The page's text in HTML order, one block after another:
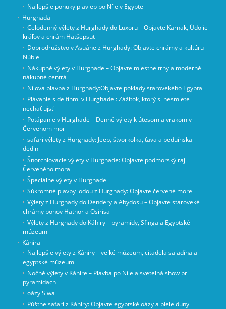
Najlepšie ponuky plavieb po Níle v Egypte
Hurghada
Celodenný výlety z Hurghady do Luxoru – Objavte Karnak, Údolie
kráľov a chrám Hatšepsut
Dobrodružstvo v Asuáne z Hurghady: Objavte chrámy a kultúru
Núbie
Nákupné výlety v Hurghade – Objavte miestne trhy a moderné
nákupné centrá
Nílova plavba z Hurghady:Objavte poklady starovekého Egypta
Plávanie s delfínmi v Hurghade : Zážitok, ktorý si nesmiete
nechať ujsť
Potápanie v Hurghade – Denné výlety k útesom a vrakom v
Červenom mori
safari výlety z Hurghady: Jeep, štvorkolka, ťava a beduínska
dedin
Šnorchlovacie výlety v Hurghade: Objavte podmorský raj
Červeného mora
Špeciálne výlety v Hurghade
Súkromné ​​plavby loďou z Hurghady: Objavte červené more
Výlety z Hurghady do Dendery a Abydosu – Objavte staroveké
chrámy bohov Hathor a Osirisa
Výlety z Hurghady do Káhiry – pyramídy, Sfinga a Egyptské
múzeum
Káhira
Najlepšie výlety z Káhiry – veľké múzeum, citadela saladína a
egyptské múzeum
Nočné výlety v Káhire – Plavba po Níle a svetelná show pri
pyramídach
oázy Siwa
Púštne safari z Káhiry: Objavte egyptské oázy a biele duny